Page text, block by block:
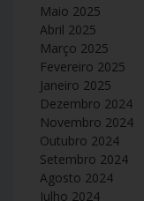
Maio 2025
Abril 2025
Março 2025
Fevereiro 2025
Janeiro 2025
Dezembro 2024
Novembro 2024
Outubro 2024
Setembro 2024
Agosto 2024
Julho 2024